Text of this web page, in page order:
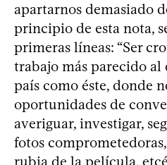
apartarnos demasiado
principio de esta nota,
primeras líneas: “Ser
trabajo más parecido
país como éste, donde
oportunidades de
averiguar, investigar,
fotos
rubia de la película,